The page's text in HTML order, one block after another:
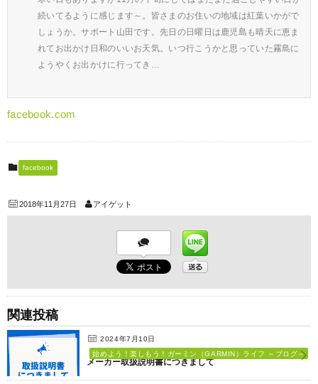
続いてるように感じます～。皆さまのお住いの地域は紅葉いかがで
しょうか。サポート山田です。先日の日曜日は鹿児島も晴天に恵ま
れてお出かけ日和のいいお天気。いつ行こうかと思っていた霧島に
ようやくお出かけに行ってき…
facebook.com
facebook
2018年11月27日 アイゲット
関連投稿
2024年7月10日
始めよう！楽しもう！ガーミン（GARMIN）ライフ ～ブログ～
メーカー取扱説明書につきまして